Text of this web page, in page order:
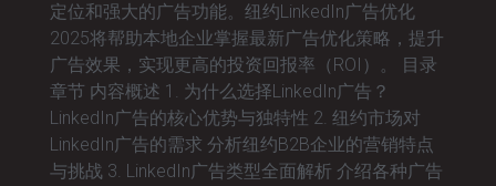
定位和强大的广告功能。纽约LinkedIn广告优化
2025将帮助本地企业掌握最新广告优化策略，提升
广告效果，实现更高的投资回报率（ROI）。 目录
章节 内容概述 1. 为什么选择LinkedIn广告？
LinkedIn广告的核心优势与独特性 2. 纽约市场对
LinkedIn广告的需求 分析纽约B2B企业的营销特点
与挑战 3. LinkedIn广告类型全面解析 介绍各种广告